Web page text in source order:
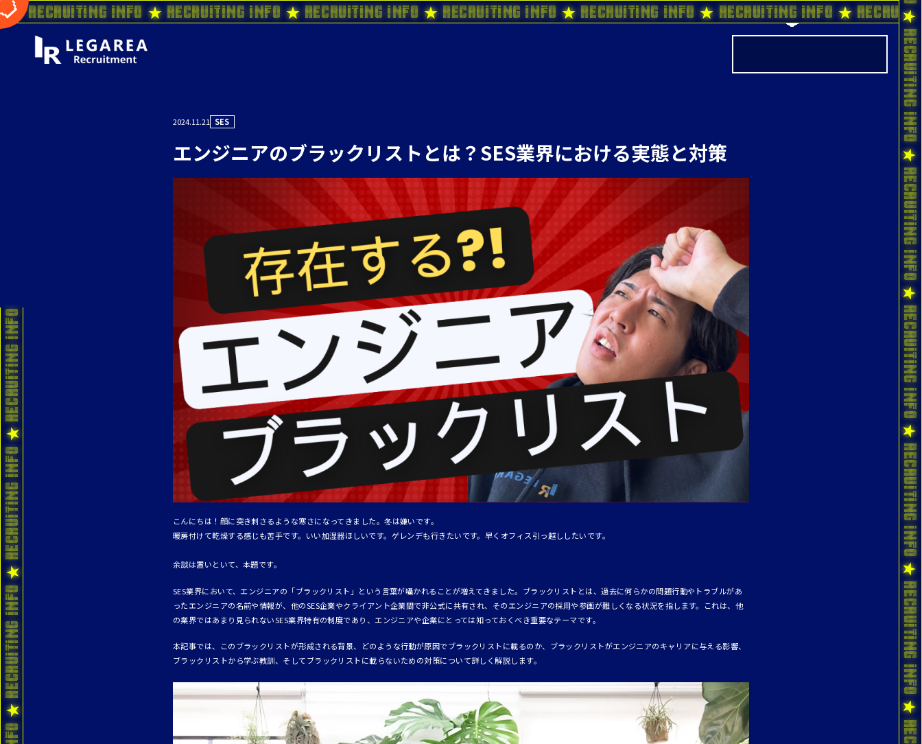
2024.11.21 SES
エンジニアのブラックリストとは？SES業界における実態と対策
こんにちは！顔に突き刺さるような寒さになってきました。冬は嫌いです。
暖房付けて乾燥する感じも苦手です。いい加湿器ほしいです。ゲレンデも行きたいです。早くオフィス引っ越ししたいです。
余談は置いといて、本題です。
SES業界において、エンジニアの「ブラックリスト」という言葉が囁かれることが増えてきました。ブラックリストとは、過去に何らかの問題行動やトラブルがあ
ったエンジニアの名前や情報が、他のSES企業やクライアント企業間で非公式に共有され、そのエンジニアの採用や参画が難しくなる状況を指します。これは、他
の業界ではあまり見られないSES業界特有の制度であり、エンジニアや企業にとっては知っておくべき重要なテーマです。
本記事では、このブラックリストが形成される背景、どのような行動が原因でブラックリストに載るのか、ブラックリストがエンジニアのキャリアに与える影響、
ブラックリストから学ぶ教訓、そしてブラックリストに載らないための対策について詳しく解説します。
Info ★ Recruiting Info ★ Recruiting Info ★ Recruiting Info ★ Recruiting Info ★ Recruiting Info ★